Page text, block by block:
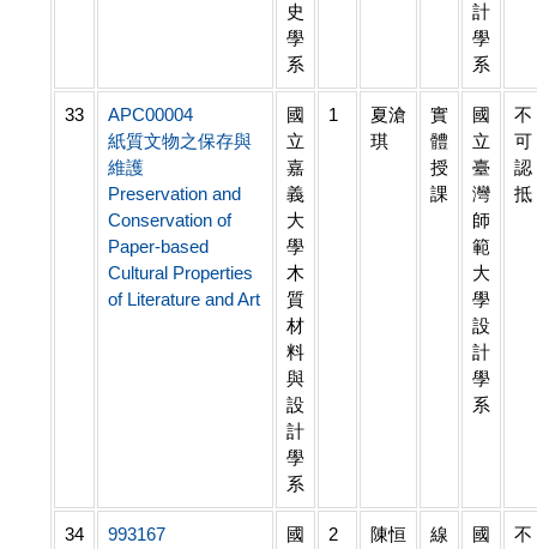
史
學
系
計
學
系
33
APC00004
紙質文物之保存與
維護
Preservation and
Conservation of
Paper-based
Cultural Properties
of Literature and Art
國
立
嘉
義
大
學
木
質
材
料
與
設
計
學
系
1
夏滄
琪
實
體
授
課
國
立
臺
灣
師
範
大
學
設
計
學
系
不
可
認
抵
34
993167
國
2
陳恒
線
國
不